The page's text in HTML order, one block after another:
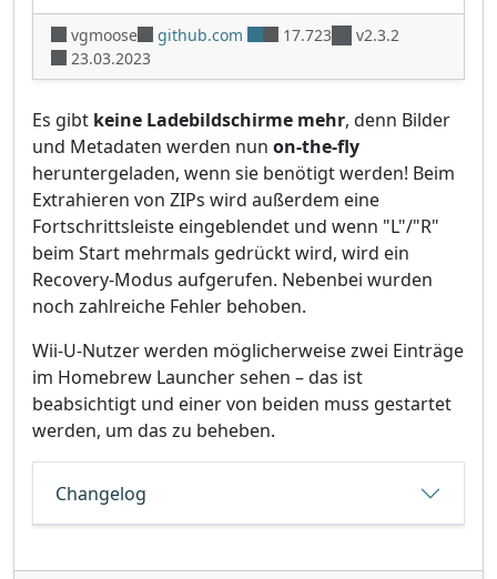
vgmoose github.com 17.723
v2.3.2
23.03.2023
Es gibt keine Ladebildschirme mehr, denn Bilder
und Metadaten werden nun on-the-fly
heruntergeladen, wenn sie benötigt werden! Beim
Extrahieren von ZIPs wird außerdem eine
Fortschrittsleiste eingeblendet und wenn "L"/"R"
beim Start mehrmals gedrückt wird, wird ein
Recovery-Modus aufgerufen. Nebenbei wurden
noch zahlreiche Fehler behoben.
Wii-U-Nutzer werden möglicherweise zwei Einträge
im Homebrew Launcher sehen – das ist
beabsichtigt und einer von beiden muss gestartet
werden, um das zu beheben.
Changelog